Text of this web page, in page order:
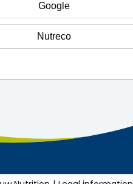
Google
Nutreco